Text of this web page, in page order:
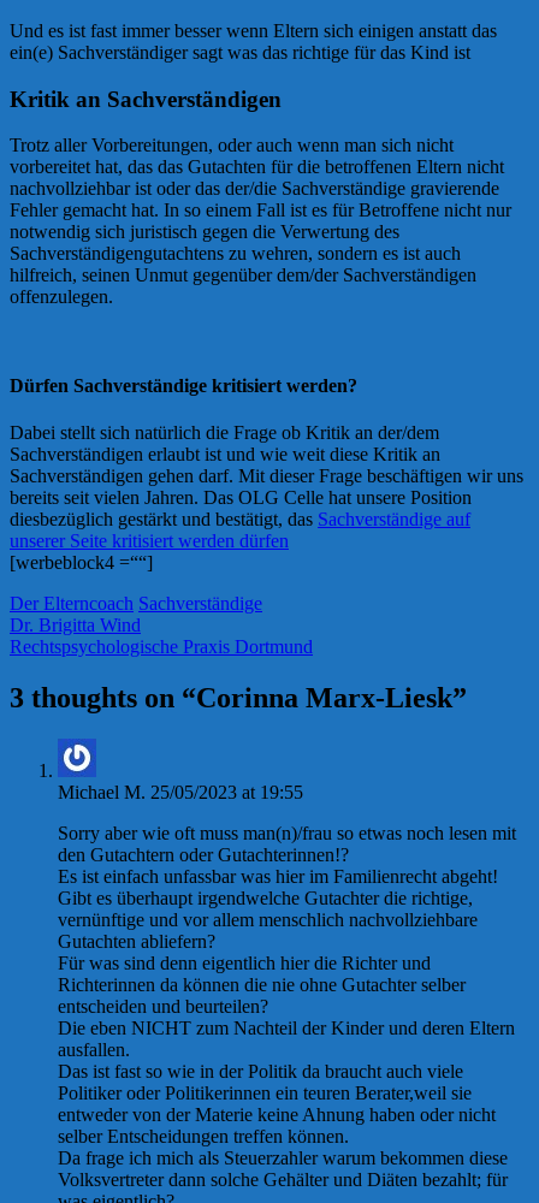
Und es ist fast immer besser wenn Eltern sich einigen anstatt das
ein(e) Sachverständiger sagt was das richtige für das Kind ist
Kritik an Sachverständigen
Trotz aller Vorbereitungen, oder auch wenn man sich nicht
vorbereitet hat, das das Gutachten für die betroffenen Eltern nicht
nachvollziehbar ist oder das der/die Sachverständige gravierende
Fehler gemacht hat. In so einem Fall ist es für Betroffene nicht nur
notwendig sich juristisch gegen die Verwertung des
Sachverständigengutachtens zu wehren, sondern es ist auch
hilfreich, seinen Unmut gegenüber dem/der Sachverständigen
offenzulegen.
Dürfen Sachverständige kritisiert werden?
Dabei stellt sich natürlich die Frage ob Kritik an der/dem
Sachverständigen erlaubt ist und wie weit diese Kritik an
Sachverständigen gehen darf. Mit dieser Frage beschäftigen wir uns
bereits seit vielen Jahren. Das OLG Celle hat unsere Position
diesbezüglich gestärkt und bestätigt, das Sachverständige auf
unserer Seite kritisiert werden dürfen
[werbeblock4 =““]
Der Elterncoach Sachverständige
Dr. Brigitta Wind
Rechtspsychologische Praxis Dortmund
3 thoughts on “Corinna Marx-Liesk”
Michael M. 25/05/2023 at 19:55
Sorry aber wie oft muss man(n)/frau so etwas noch lesen mit
den Gutachtern oder Gutachterinnen!?
Es ist einfach unfassbar was hier im Familienrecht abgeht!
Gibt es überhaupt irgendwelche Gutachter die richtige,
vernünftige und vor allem menschlich nachvollziehbare
Gutachten abliefern?
Für was sind denn eigentlich hier die Richter und
Richterinnen da können die nie ohne Gutachter selber
entscheiden und beurteilen?
Die eben NICHT zum Nachteil der Kinder und deren Eltern
ausfallen.
Das ist fast so wie in der Politik da braucht auch viele
Politiker oder Politikerinnen ein teuren Berater,weil sie
entweder von der Materie keine Ahnung haben oder nicht
selber Entscheidungen treffen können.
Da frage ich mich als Steuerzahler warum bekommen diese
Volksvertreter dann solche Gehälter und Diäten bezahlt; für